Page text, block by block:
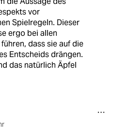
vor
Spielregeln. Dieser
ergo bei allen
dass sie auf die
Entscheids drängen.
das natürlich Äpfel